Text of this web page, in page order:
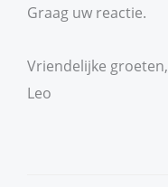
Graag uw reactie.
Vriendelijke groeten,
Leo